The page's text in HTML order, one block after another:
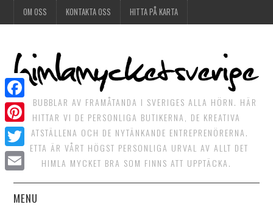
OM OSS KONTAKTA OSS HITTA PÅ KARTA
DET BUBBLAR AV FRAMÅTANDA I SVERIGES ALLA HÖRN. HÄR
HITTAR VI DE PERSONLIGA BUTIKERNA, DE KREATIVA
MATSTÄLLENA OCH DE NYTÄNKANDE ENTREPRENÖRERNA.
DETTA ÄR VÅRT HÖGST PERSONLIGA URVAL AV ALLT DET
HIMLA MYCKET BRA SOM FINNS ATT UPPTÄCKA.
MENU
Facebook
Pinterest
Twitter
Email